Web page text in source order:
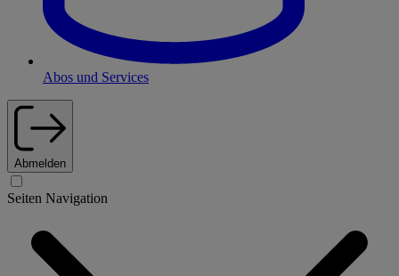
Abos und Services
Abmelden
Seiten Navigation